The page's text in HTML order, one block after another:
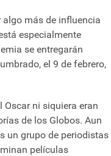
algo más de influencia
especialmente
se entregarán
el 9 de febrero,
ni siquiera eran
de los Globos. Aun
un grupo de periodistas
películas